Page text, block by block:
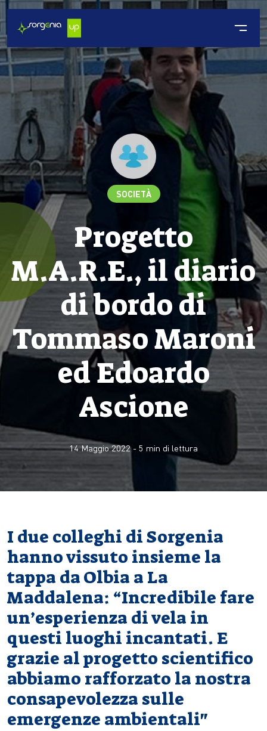
SOCIETÀ
Progetto
M.A.R.E., il diario
di bordo di
Tommaso Maroni
ed Edoardo
Ascione
14 Maggio 2022- 5 min di lettura
I due colleghi di Sorgenia
hanno vissuto insieme la
tappa da Olbia a La
Maddalena: “Incredibile fare
un’esperienza di vela in
questi luoghi incantati. E
grazie al progetto scientifico
abbiamo rafforzato la nostra
consapevolezza sulle
emergenze ambientali"